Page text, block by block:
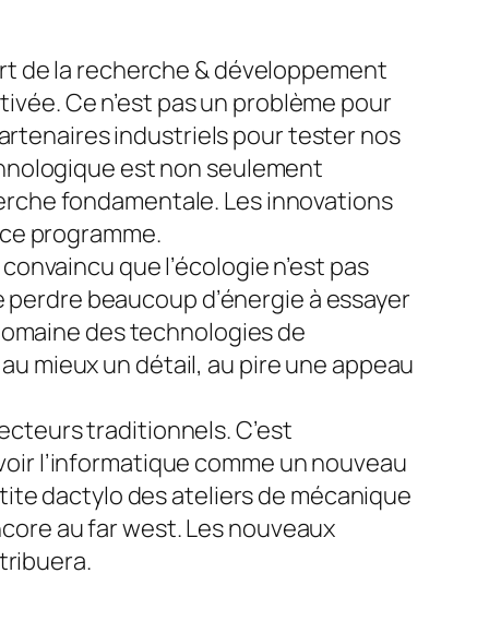
de la recherche & développement
Ce n’est pas un problème pour
industriels pour tester nos
est non seulement
fondamentale. Les innovations
programme.
que l’écologie n’est pas
beaucoup d’énergie à essayer
des technologies de
mieux un détail, au pire une appeau
traditionnels. C’est
l’informatique comme un nouveau
dactylo des ateliers de mécanique
aufar west. Les nouveaux